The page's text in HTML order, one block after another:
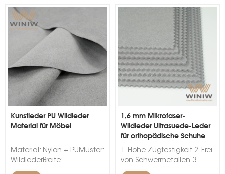
Kunstleder PU Wildleder
Material für Möbel
Material: Nylon + PUMuster:
WildlederBreite:
54/55"Verwendung:
1,6 mm Mikrofaser-
Wildleder Ultrasuede-Leder
für orthopädische Schuhe
1. Hohe Zugfestigkeit.2. Frei
von Schwermetallen.3.
Faltenbeständig.&nbsp;